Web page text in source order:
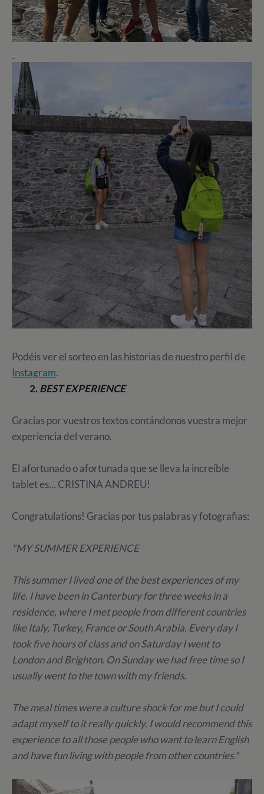
Podéis ver el sorteo en las historias de nuestro perfil de
Instagram.
2. BEST EXPERIENCE
Gracias por vuestros textos contándonos vuestra mejor
experiencia del verano.
El afortunado o afortunada que se lleva la increíble
tablet es... CRISTINA ANDREU!
Congratulations! Gracias por tus palabras y fotografias:
"MY SUMMER EXPERIENCE
This summer I lived one of the best experiences of my
life. I have been in Canterbury for three weeks in a
residence, where I met people from different countries
like Italy, Turkey, France or South Arabia. Every day I
took five hours of class and on Saturday I went to
London and Brighton. On Sunday we had free time so I
usually went to the town with my friends.
The meal times were a culture shock for me but I could
adapt myself to it really quickly. I would recommend this
experience to all those people who want to learn English
and have fun living with people from other countries."